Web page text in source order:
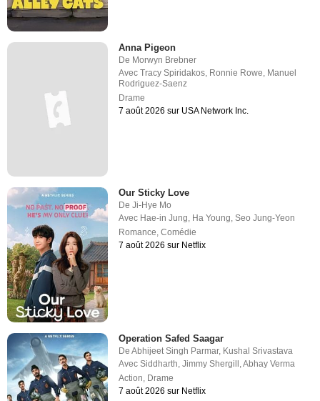
Anna Pigeon
De Morwyn Brebner
AvecTracy Spiridakos, Ronnie Rowe, Manuel
Rodriguez-Saenz
Drame
7 août 2026 sur USA Network Inc.
Our Sticky Love
DeJi-Hye Mo
Avec Hae-in Jung, Ha Young,Seo Jung-Yeon
Romance,Comédie
7 août 2026 sur Netflix
Operation Safed Saagar
DeAbhijeet Singh Parmar, Kushal Srivastava
AvecSiddharth ,Jimmy Shergill ,Abhay Verma
Action Drame
7 août 2026 sur Netflix